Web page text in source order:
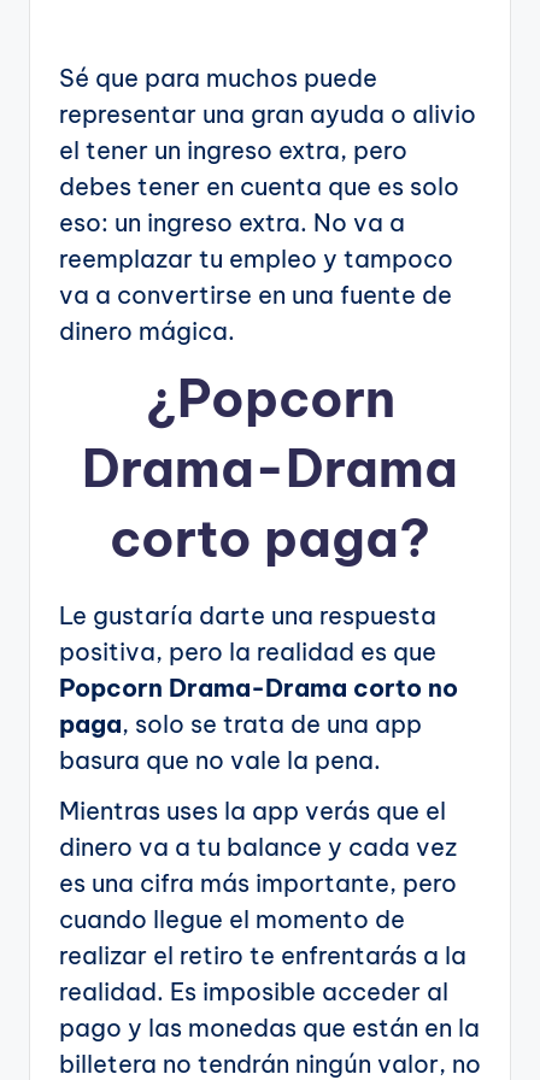
Sé que para muchos puede
representar una gran ayuda o alivio
el tener un ingreso extra, pero
debes tener en cuenta que es solo
eso: un ingreso extra. No va a
reemplazar tu empleo y tampoco
va a convertirse en una fuente de
dinero mágica.
¿Popcorn
Drama-Drama
corto paga?
Le gustaría darte una respuesta
positiva, pero la realidad es que
Popcorn Drama-Drama corto no
paga, solo se trata de una app
basura que no vale la pena.
Mientras uses la app verás que el
dinero va a tu balance y cada vez
es una cifra más importante, pero
cuando llegue el momento de
realizar el retiro te enfrentarás a la
realidad. Es imposible acceder al
pago y las monedas que están en la
billetera no tendrán ningún valor, no